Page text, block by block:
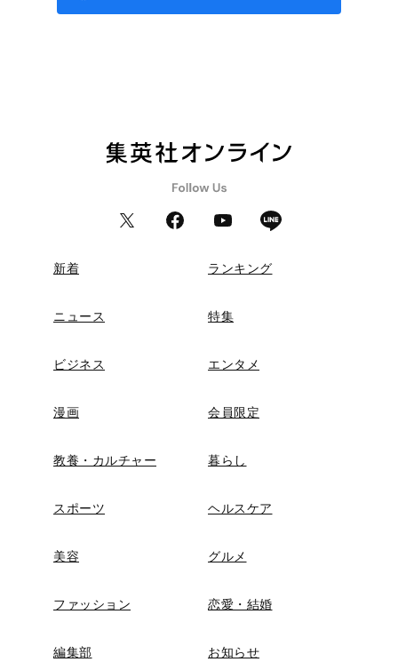
新着 ランキング
ニュース 特集
ビジネス エンタメ
漫画 会員限定
教養・カルチャー 暮らし
スポーツ ヘルスケア
美容 グルメ
ファッション 恋愛・結婚
編集部 お知らせ